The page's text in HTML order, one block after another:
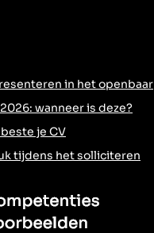
in het openbaar
wanneer is deze?
je CV
tijdens het solliciteren